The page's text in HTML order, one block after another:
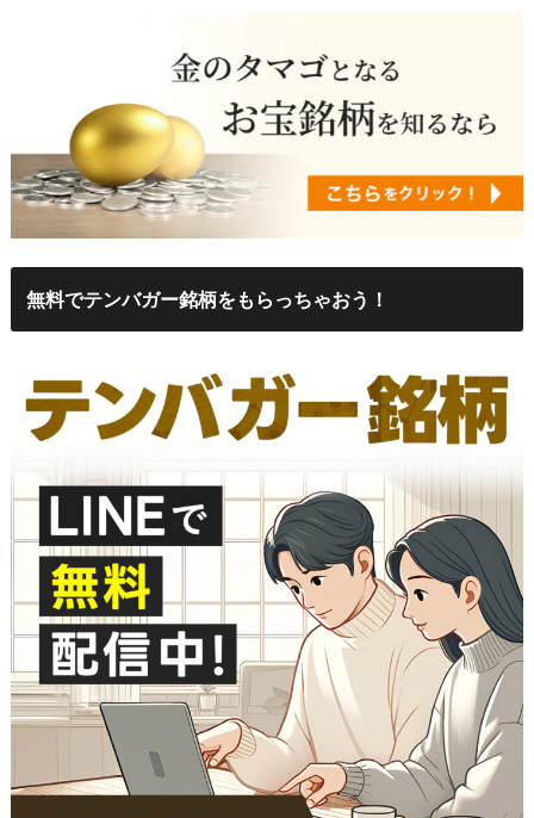
無料でテンバガー銘柄をもらっちゃおう！